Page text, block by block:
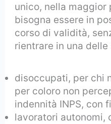
unico, nella maggior
bisogna essere in
corso di validità,
rientrare in una
disoccupati, per chi
per coloro non
indennità INPS, con
lavoratori autonomi,